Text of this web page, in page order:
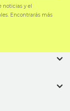
y el
Encontrarás más